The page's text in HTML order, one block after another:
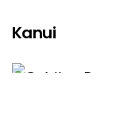
Kanui